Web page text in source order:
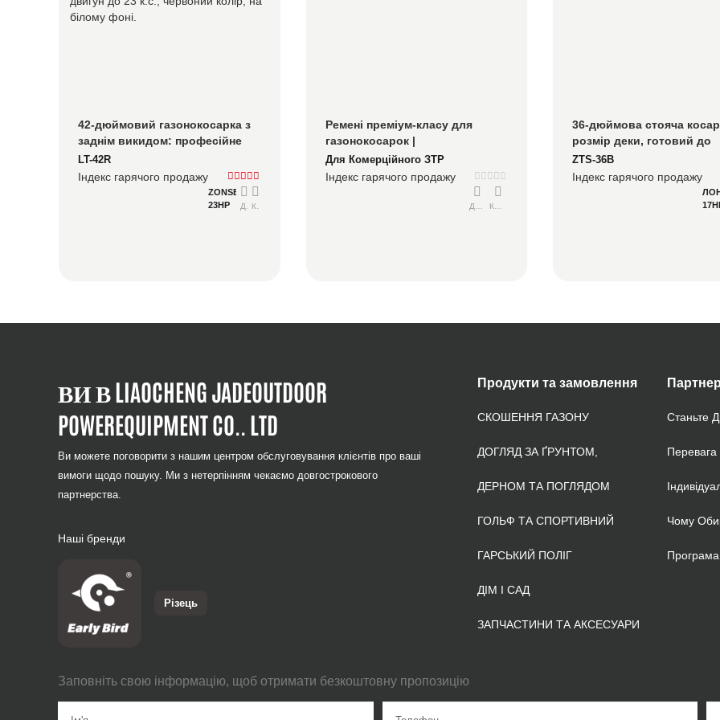
42-дюймовий газонокосарка з
заднім викидом: професійне
чисте косіння для догляду за
ландшафтом
LT-42R
Індекс гарячого продажу
ZONSEN XP680-2
23HP
Детальний
Ремені преміум-класу для
газонокосарок |
Високопродуктивна та
доступна заміна
Для Комерційного ЗТР
Індекс гарячого продажу
36-дюймова стояча
розмір деки, готовий до
контракту HOA для парків
управління майном
ZTS-36B
Індекс гарячого продажу
ВИ В LIAOCHENG JADEOUTDOOR
POWEREQUIPMENT CO.. LTD
Ви можете поговорити з нашим центром обслуговування клієнтів про ваші
вимоги щодо пошуку. Ми з нетерпінням чекаємо довгострокового
партнерства.
Наші бренди
Різець
Продукти та замовлення
СКОШЕННЯ ГАЗОНУ
ДОГЛЯД ЗА ҐРУНТОМ,
ДЕРНОМ ТА ПОГЛЯДОМ
ГОЛЬФ ТА СПОРТИВНИЙ
ГАРСЬКИЙ ПОЛІГ
ДІМ І САД
ЗАПЧАСТИНИ ТА АКСЕСУАРИ
Станьте
Чому
Програма
Заповніть свою інформацію, щоб отримати безкоштовну пропозицію